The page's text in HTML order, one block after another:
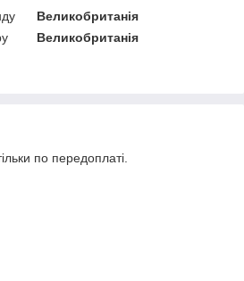
Великобританія
Великобританія
по передоплаті.